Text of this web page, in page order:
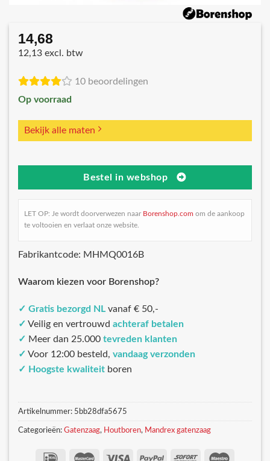
14,68
12,13 excl. btw
10 beoordelingen
Op voorraad
Bekijk alle maten
Bestel in webshop
LET OP: Je wordt doorverwezen naar Borenshop.com om de aankoop
te voltooien en verlaat onze website.
Fabrikantcode: MHMQ0016B
Waarom kiezen voor Borenshop?
✓ Gratis bezorgd NL vanaf € 50,-
✓ Veilig en vertrouwd achteraf betalen
✓ Meer dan 25.000 tevreden klanten
✓ Voor 12:00 besteld, vandaag verzonden
✓ Hoogste kwaliteit boren
Artikelnummer: 5bb28dfa5675
Categorieën: Gatenzaag, Houtboren, Mandrex gatenzaag